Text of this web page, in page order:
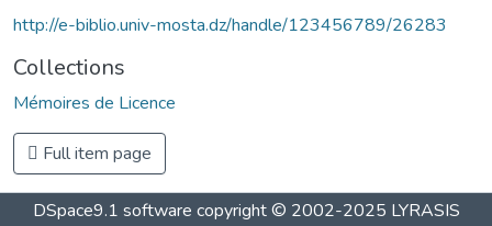
http://e-biblio.univ-mosta.dz/handle/123456789/26283
Collections
Mémoires de Licence
Full item page
DSpace9.1 software copyright © 2002-2025 LYRASIS